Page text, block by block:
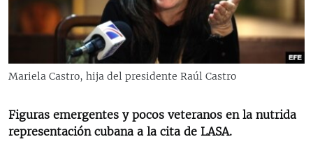
RADIO MARTÍ
ESPECIALES
ESPECIALES
SER VIEJO EN CUBA
KENTU-CUBANO
MULTIMEDIA
SÍGUENOS
Mariela Castro, hija del presidente Raúl Castro
Figuras emergentes y pocos veteranos en la nutrida
representación cubana a la cita de LASA.